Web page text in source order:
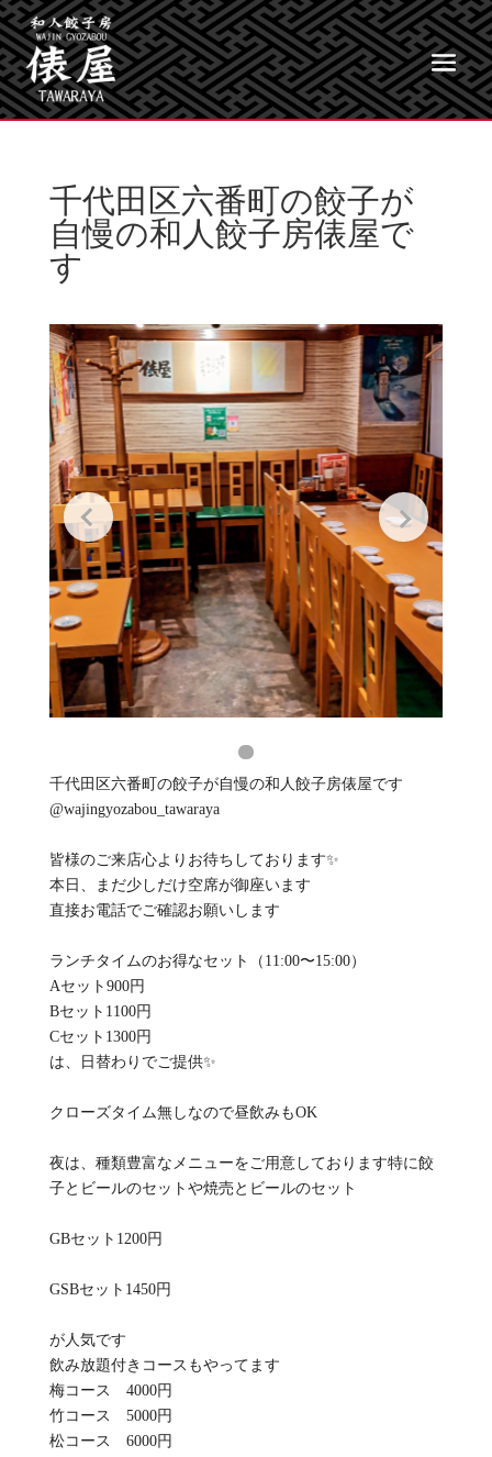
千代田区六番町の餃子が
自慢の和人餃子房俵屋で
す
千代田区六番町の餃子が自慢の和人餃子房俵屋です
@wajingyozabou_tawaraya
皆様のご来店心よりお待ちしております✨️
本日、まだ少しだけ空席が御座います
直接お電話でご確認お願いします
ランチタイムのお得なセット（11:00〜15:00）
Aセット900円
Bセット1100円
Cセット1300円
は、日替わりでご提供✨️
クローズタイム無しなので昼飲みもOK
夜は、種類豊富なメニューをご用意しております特に餃
子とビールのセットや焼売とビールのセット
GBセット1200円
GSBセット1450円
が人気です
飲み放題付きコースもやってます
梅コース 4000円
竹コース 5000円
松コース 6000円